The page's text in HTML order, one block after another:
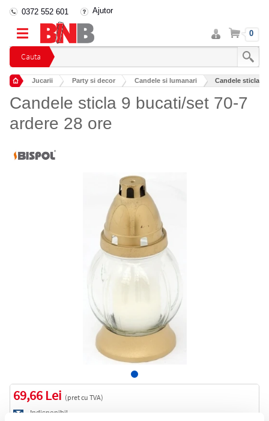
Cauta
0372 552 601 Ajutor
Intra
in
cont
Cos 0
Jucarii Party si decor Candele si lumanari Candele sticla 9
Candele sticla 9 bucati/set 70-7
ardere 28 ore
69,66 Lei (pret cu TVA)
Indisponibil